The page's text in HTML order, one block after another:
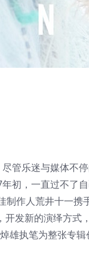
管乐迷与媒体不
初，一直过不了
作人荒井十一携
发新的演绎方式
雄执笔为整张专